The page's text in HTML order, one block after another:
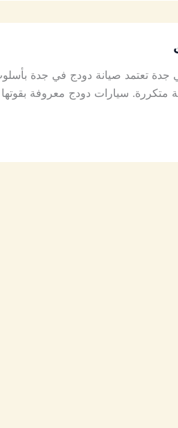
تعتمد صيانة دودج في جدة
سيارات دودج معروفة